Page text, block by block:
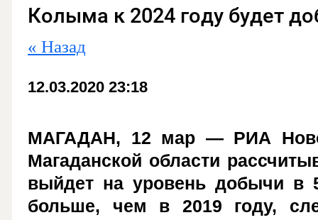
Колыма к 2024 году будет
« Назад
12.03.2020 23:18
МАГАДАН, 12 мар — РИА
Магаданской области
выйдет на уровень добычи в
больше, чем в 2019 году,